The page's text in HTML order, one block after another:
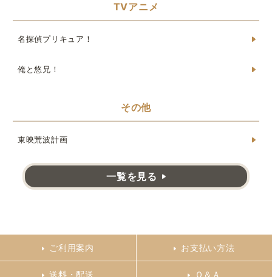
TVアニメ
名探偵プリキュア！
俺と悠兄！
その他
東映荒波計画
一覧を見る
ご利用案内 お支払い方法
送料・配送 Ｑ＆Ａ